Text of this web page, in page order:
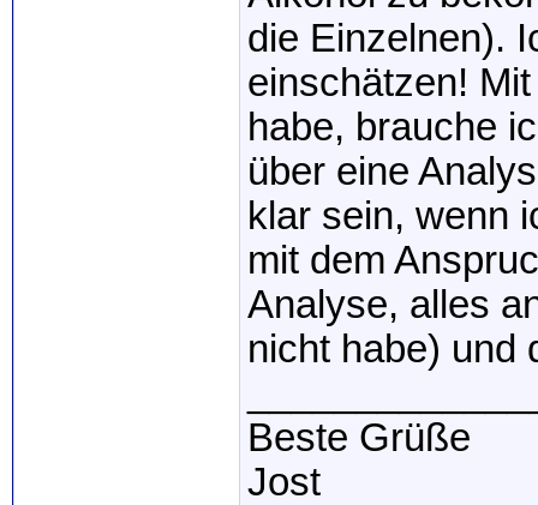
die Einzelnen).
einschätzen!
habe, brauche
über eine
klar sein, wenn
mit dem
Analyse, alles
nicht habe) und
Beste Grüße
Jost